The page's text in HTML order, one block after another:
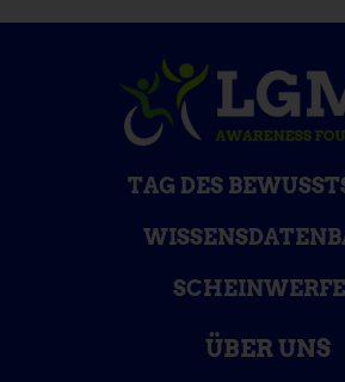
TAG DES
ÜBER UNS